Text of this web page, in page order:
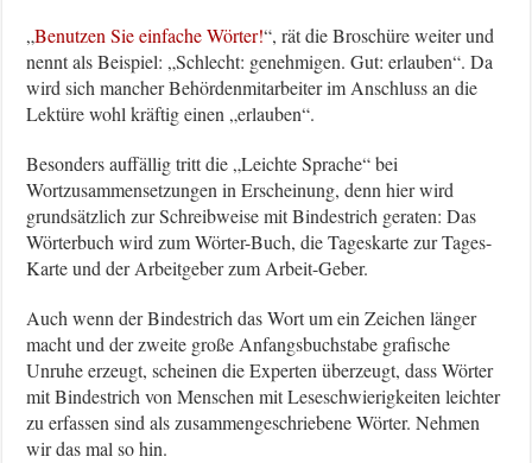
„Benutzen Sie einfache Wörter!“, rät die Broschüre weiter und
nennt als Beispiel: „Schlecht: genehmigen. Gut: erlauben“. Da
wird sich mancher Behördenmitarbeiter im Anschluss an die
Lektüre wohl kräftig einen „erlauben“.
Besonders auffällig tritt die „Leichte Sprache“ bei
Wortzusammensetzungen in Erscheinung, denn hier wird
grundsätzlich zur Schreibweise mit Bindestrich geraten: Das
Wörterbuch wird zum Wörter-Buch, die Tageskarte zur Tages-
Karte und der Arbeitgeber zum Arbeit-Geber.
Auch wenn der Bindestrich das Wort um ein Zeichen länger
macht und der zweite große Anfangsbuchstabe grafische
Unruhe erzeugt, scheinen die Experten überzeugt, dass Wörter
mit Bindestrich von Menschen mit Leseschwierigkeiten leichter
zu erfassen sind als zusammengeschriebene Wörter. Nehmen
wir das mal so hin.